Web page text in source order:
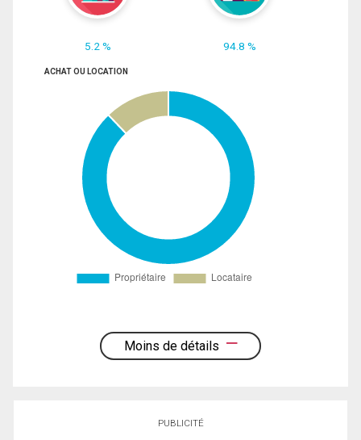
5.2 % 94.8 %
ACHAT OU LOCATION
Moins de détails
PUBLICITÉ